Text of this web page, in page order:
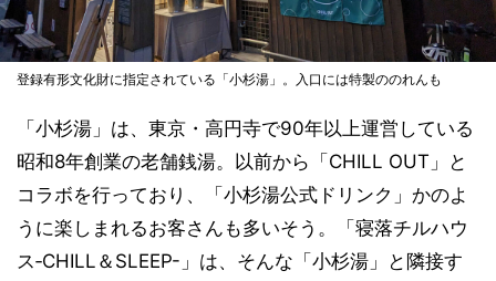
登録有形文化財に指定されている「小杉湯」。入口には特製ののれんも
「小杉湯」は、東京・高円寺で90年以上運営している
昭和8年創業の老舗銭湯。以前から「CHILL OUT」と
コラボを行っており、「小杉湯公式ドリンク」かのよ
うに楽しまれるお客さんも多いそう。「寝落チルハウ
ス‐CHILL＆SLEEP-」は、そんな「小杉湯」と隣接す